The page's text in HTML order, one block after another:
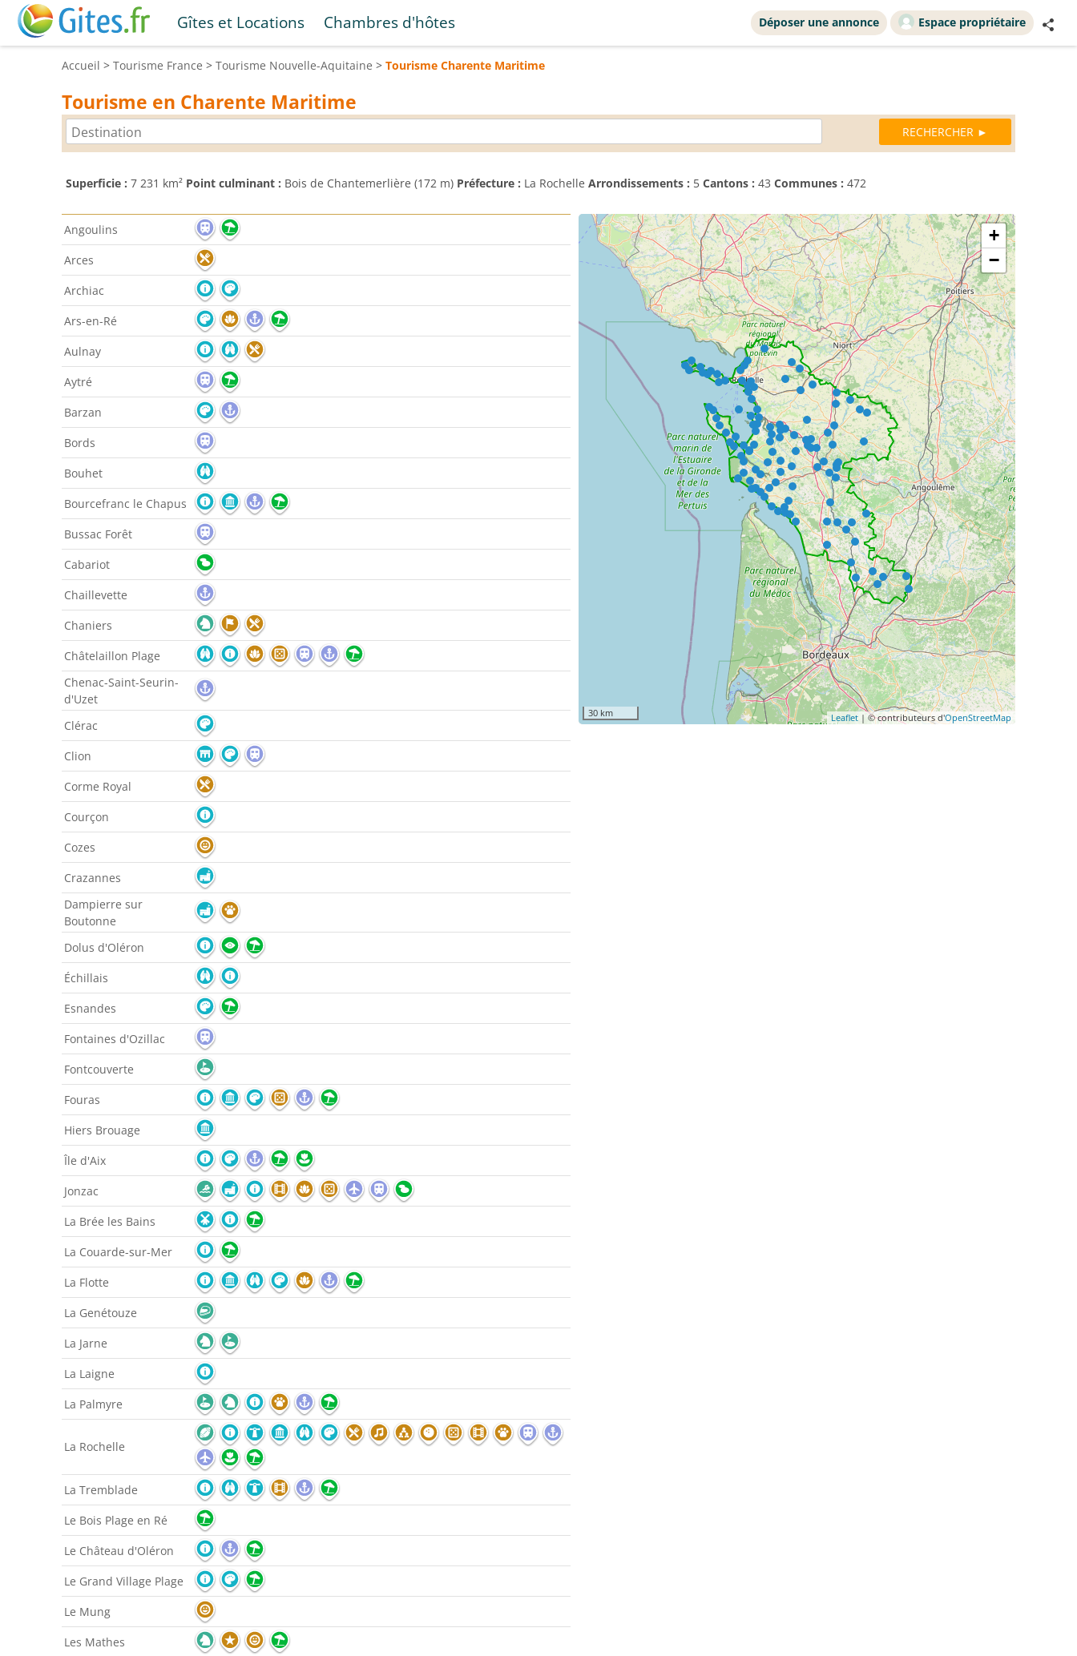
Gîtes et Locations Chambres d'hôtes Déposer une annonce Espace propriétaire
Accueil > Tourisme France > Tourisme Nouvelle-Aquitaine > Tourisme Charente Maritime
Tourisme en Charente Maritime
Superficie : 7 231 km² Point culminant : Bois de Chantemerlière (172 m) Préfecture : La Rochelle Arrondissements : 5 Cantons : 43 Communes : 472
Angoulins
Arces
Archiac
Ars-en-Ré
Aulnay
Aytré
Barzan
Bords
Bouhet
Bourcefranc le Chapus
Bussac Forêt
Cabariot
Chaillevette
Chaniers
Châtelaillon Plage
Chenac-Saint-Seurin-
d'Uzet
Clérac
Clion
Corme Royal
Courçon
Cozes
Crazannes
Dampierre sur
Boutonne
Dolus d'Oléron
Échillais
Esnandes
Fontaines d'Ozillac
Fontcouverte
Fouras
Hiers Brouage
Île d'Aix
Jonzac
La Brée les Bains
La Couarde-sur-Mer
La Flotte
La Genétouze
La Jarne
La Laigne
La Palmyre
La Rochelle
La Tremblade
Le Bois Plage en Ré
Le Château d'Oléron
Le Grand Village Plage
Le Mung
Les Mathes
+
−
30 km Leaflet | © contributeurs d'OpenStreetMap